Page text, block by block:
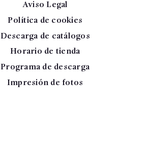
Aviso Legal
Política de cookies
Descarga de catálogos
Horario de tienda
Programa de descarga
Impresión de fotos